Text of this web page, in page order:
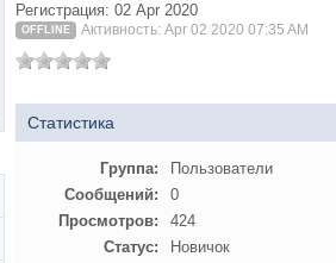
Регистрация: 02 Apr 2020
OFFLINE Активность: Apr 02 2020 07:35 AM
Статистика
Группа:
Пользователи
Сообщений:
0
Просмотров:
424
Статус:
Новичок